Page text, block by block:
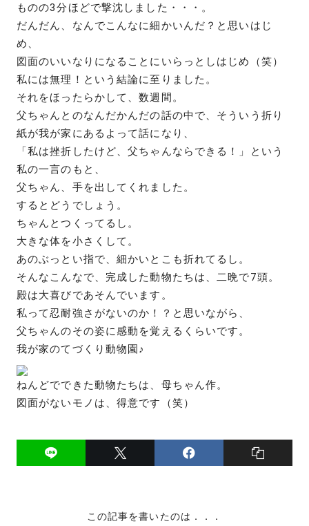
ものの3分ほどで撃沈しました・・・。
だんだん、なんでこんなに細かいんだ？と思いはじ
め、
図面のいいなりになることにいらっとしはじめ（笑）
私には無理！という結論に至りました。
それをほったらかして、数週間。
父ちゃんとのなんだかんだの話の中で、そういう折り
紙が我が家にあるよって話になり、
「私は挫折したけど、父ちゃんならできる！」という
私の一言のもと、
父ちゃん、手を出してくれました。
するとどうでしょう。
ちゃんとつくってるし。
大きな体を小さくして。
あのぶっとい指で、細かいとこも折れてるし。
そんなこんなで、完成した動物たちは、二晩で7頭。
殿は大喜びであそんでいます。
私って忍耐強さがないのか！？と思いながら、
父ちゃんのその姿に感動を覚えるくらいです。
我が家のてづくり動物園♪
ねんどでできた動物たちは、母ちゃん作。
図面がないモノは、得意です（笑）
この記事を書いたのは．．．